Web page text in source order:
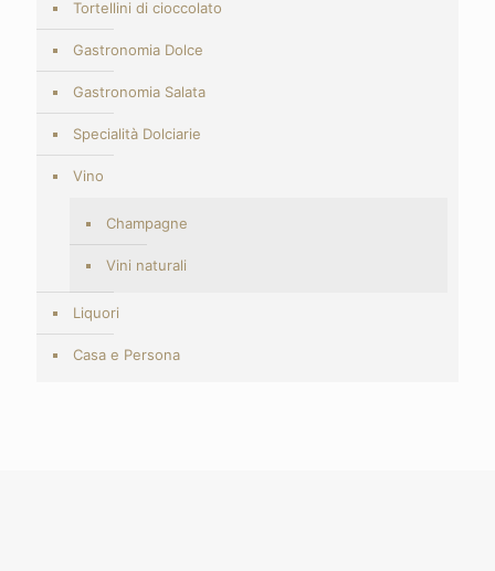
Tortellini di cioccolato
Gastronomia Dolce
Gastronomia Salata
Specialità Dolciarie
Vino
Champagne
Vini naturali
Liquori
Casa e Persona